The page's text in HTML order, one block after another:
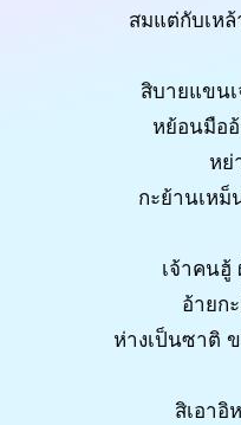
สมแต่กับเหล้
สิบายแขนเ
หย้อนมือ
หย่
กะย้านเหม็
เจ้าคน
อ้ายก
ห่างเป็นซาติ
สิเอาอิ